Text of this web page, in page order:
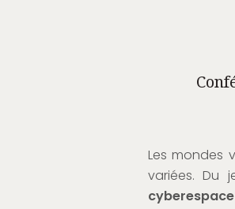
Les mondes
variées. Du